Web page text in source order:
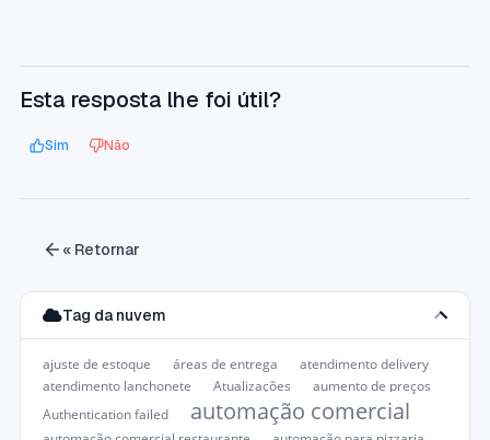
Esta resposta lhe foi útil?
Sim Não
« Retornar
Tag da nuvem
ajuste de estoque áreas de entrega
atendimento delivery
atendimento lanchonete
Atualizações
aumento de preços
Authentication failed
automação comercial